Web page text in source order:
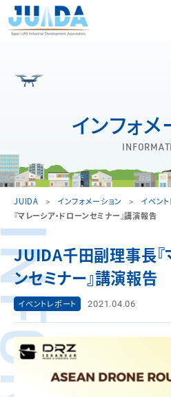
インフォメ
JUIDA インフォメーション イベン
『マレーシア・ドローンセミナー』講演報告
JUIDA千田副理事長『
ンセミナー』講演報告
イベントレポート 2021.04.06